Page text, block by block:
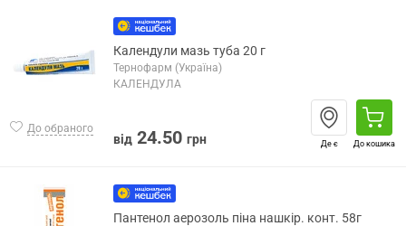
До обраного
Календули мазь туба 20 г
Тернофарм (Україна)
КАЛЕНДУЛА
від 24.50 грн Де є До кошика
Пантенол аерозоль піна нашкір. конт. 58г